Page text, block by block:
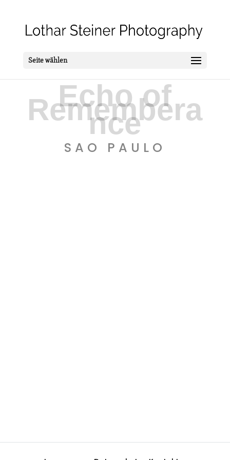
Seite wählen
Echo of
Remembera
nce
SAO PAULO